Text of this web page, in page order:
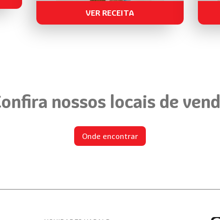
VER RECEITA
nossos locais de
Onde encontrar